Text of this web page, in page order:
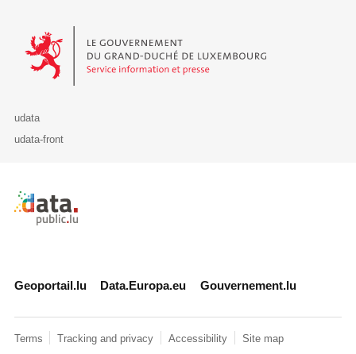
Le Gouvernement du Grand-Duché de Luxembourg - Service
udata
udata-front
Retour à l'accueil de data.public.lu
Geoportail.lu Data.Europa.eu Gouvernement.lu
Terms Tracking and privacy Accessibility Site map